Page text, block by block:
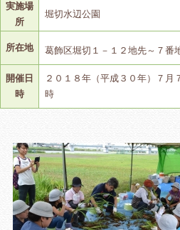
実施場
所
堀切水辺公園
所在地 葛飾区堀切１－１２地先～７番
開催日
時
２０１８年（平成３０年）７月
時